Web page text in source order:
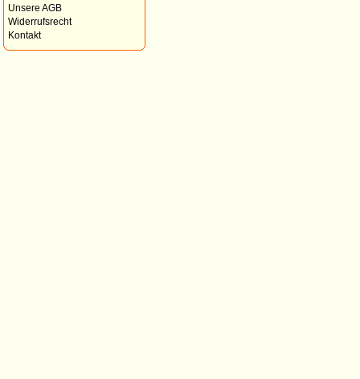
Unsere AGB
Widerrufsrecht
Kontakt